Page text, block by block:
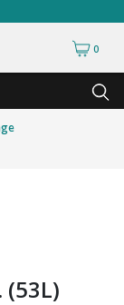
0
(53L)